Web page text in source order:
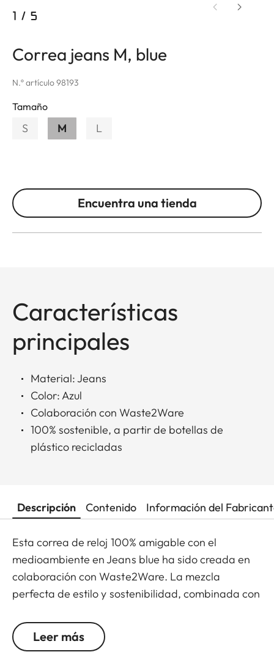
1 / 5
Correa jeans M, blue
N.º artículo 98193
Tamaño
S M L
Encuentra una tienda
Características
principales
Material: Jeans
Color: Azul
Colaboración con Waste2Ware
100% sostenible, a partir de botellas de
plástico recicladas
Descripción Contenido Información del
Esta correa de reloj 100% amigable con el
medioambiente en Jeans blue ha sido creada en
colaboración con Waste2Ware. La mezcla
perfecta de estilo y sostenibilidad, combinada con
**Hebilla no incluida en la entrega
Leer más